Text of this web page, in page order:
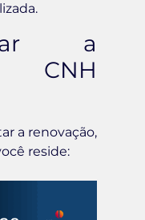
a
CNH
a renovação,
reside: